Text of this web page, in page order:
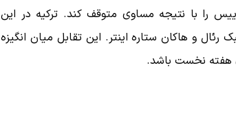
را با نتیجه مساوی متوقف کند. ترکیه در این
رئال و هاکان ستاره اینتر. این تقابل میان انگیزه
هفته نخست باشد.